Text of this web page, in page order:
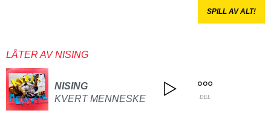
SPILL AV ALT!
LÅTER AV NISING
NISING
KVERT MENNESKE
DEL